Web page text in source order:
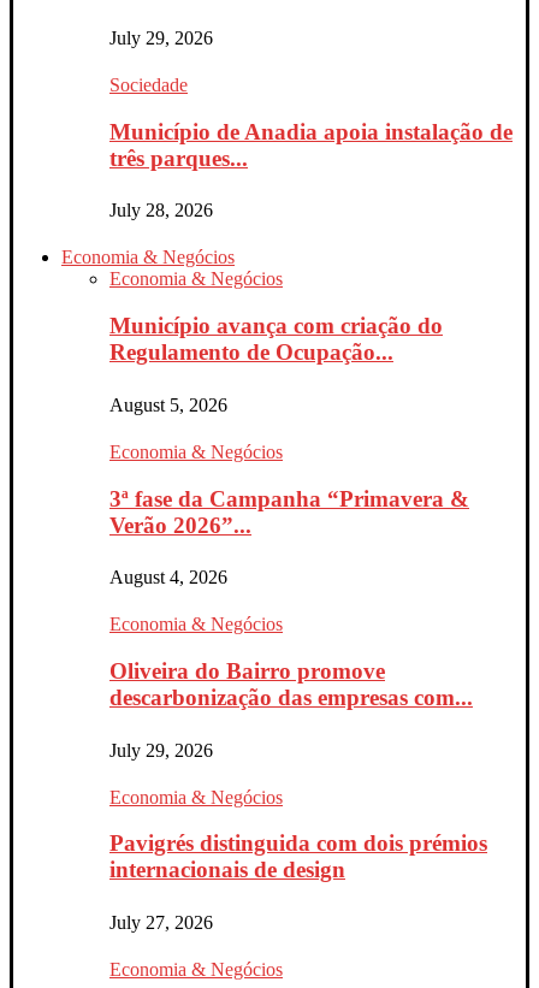
July 29, 2026
Sociedade
Município de Anadia apoia instalação de
três parques...
July 28, 2026
Economia & Negócios
Economia & Negócios
Município avança com criação do
Regulamento de Ocupação...
August 5, 2026
Economia & Negócios
3ª fase da Campanha “Primavera &
Verão 2026”...
August 4, 2026
Economia & Negócios
Oliveira do Bairro promove
descarbonização das empresas com...
July 29, 2026
Economia & Negócios
Pavigrés distinguida com dois prémios
internacionais de design
July 27, 2026
Economia & Negócios